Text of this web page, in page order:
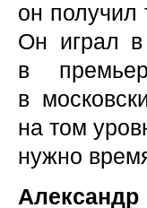
он получил
Он играл в
в
в
на том
нужно